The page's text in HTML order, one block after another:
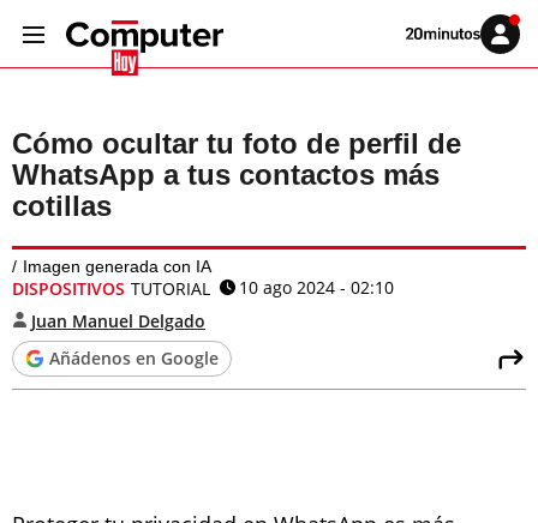
Volver
Iniciar
sesión
Cómo ocultar tu foto de perfil de
WhatsApp a tus contactos más
cotillas
Imagen generada con IA
DISPOSITIVOS TUTORIAL
10 ago 2024 - 02:10
Juan Manuel Delgado
Añádenos en Google